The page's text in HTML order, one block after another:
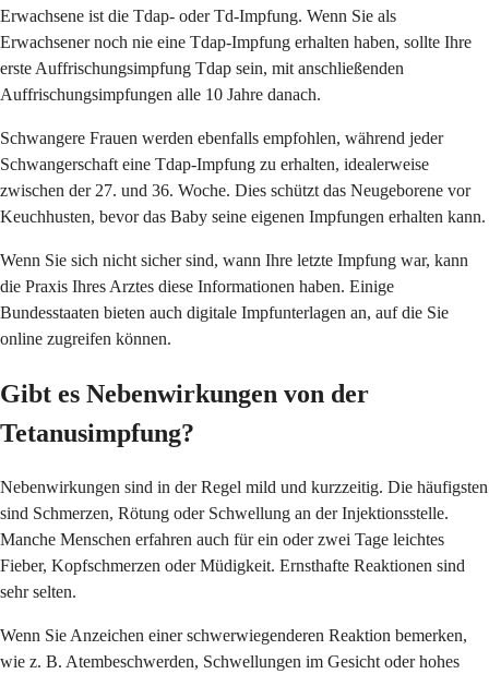
Erwachsene ist die Tdap- oder Td-Impfung. Wenn Sie als
Erwachsener noch nie eine Tdap-Impfung erhalten haben, sollte Ihre
erste Auffrischungsimpfung Tdap sein, mit anschließenden
Auffrischungsimpfungen alle 10 Jahre danach.
Schwangere Frauen werden ebenfalls empfohlen, während jeder
Schwangerschaft eine Tdap-Impfung zu erhalten, idealerweise
zwischen der 27. und 36. Woche. Dies schützt das Neugeborene vor
Keuchhusten, bevor das Baby seine eigenen Impfungen erhalten kann.
Wenn Sie sich nicht sicher sind, wann Ihre letzte Impfung war, kann
die Praxis Ihres Arztes diese Informationen haben. Einige
Bundesstaaten bieten auch digitale Impfunterlagen an, auf die Sie
online zugreifen können.
Gibt es Nebenwirkungen von der
Tetanusimpfung?
Nebenwirkungen sind in der Regel mild und kurzzeitig. Die häufigsten
sind Schmerzen, Rötung oder Schwellung an der Injektionsstelle.
Manche Menschen erfahren auch für ein oder zwei Tage leichtes
Fieber, Kopfschmerzen oder Müdigkeit. Ernsthafte Reaktionen sind
sehr selten.
Wenn Sie Anzeichen einer schwerwiegenderen Reaktion bemerken,
wie z. B. Atembeschwerden, Schwellungen im Gesicht oder hohes